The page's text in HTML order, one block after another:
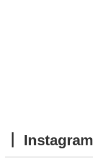
┃ Instagram